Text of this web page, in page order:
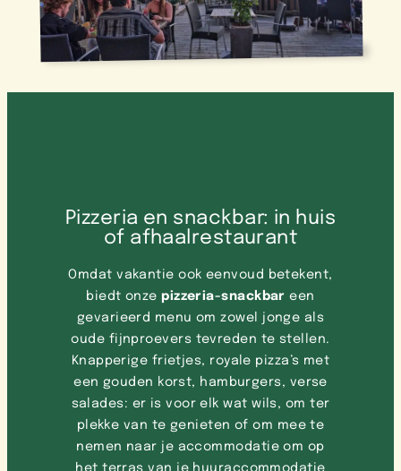
Pizzeria en snackbar: in huis
of afhaalrestaurant
Omdat vakantie ook eenvoud betekent,
biedt onzepizzeria-snackbar een
gevarieerd menu om zowel jonge als
oude fijnproevers tevreden te stellen.
Knapperige frietjes, royale pizza’s met
een gouden korst, hamburgers, verse
salades: er is voor elk wat wils, om ter
plekke van te genieten of om mee te
nemen naar je accommodatie om op
het terras van je huuraccommodatie